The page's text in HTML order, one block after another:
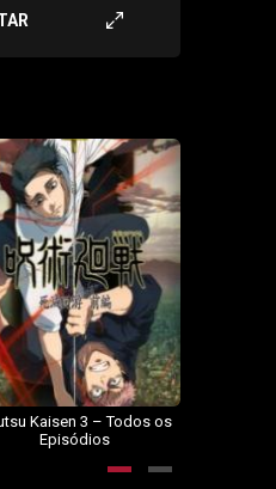
Kaisen 3 – Todos os
Episódios